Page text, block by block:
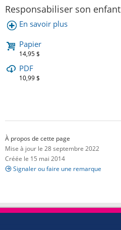
Responsabiliser son enfant
En savoir plus
Papier
14,95 $
PDF
10,99 $
À propos de cette page
Mise à jour le 28 septembre 2022
Créée le 15 mai 2014
Signaler ou faire une remarque